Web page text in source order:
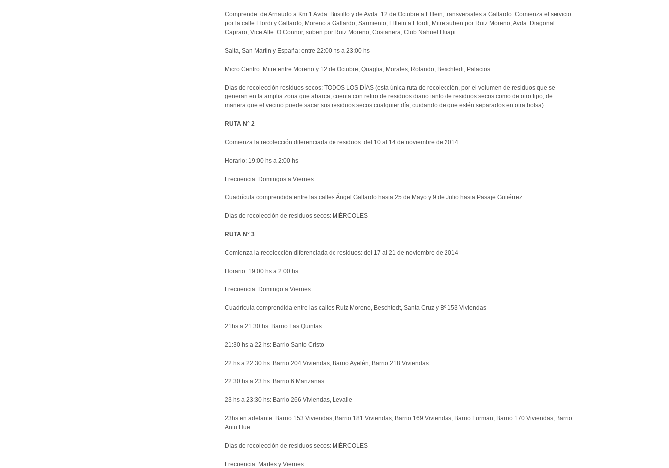
Comprende: de Arnaudo a Km 1 Avda. Bustillo y de Avda. 12 de Octubre a Elflein, transversales a Gallardo. Comienza el servicio
por la calle Elordi y Gallardo, Moreno a Gallardo, Sarmiento, Elflein a Elordi, Mitre suben por Ruiz Moreno, Avda. Diagonal
Capraro, Vice Alte. O’Connor, suben por Ruiz Moreno, Costanera, Club Nahuel Huapi.
Salta, San Martin y España: entre 22:00 hs a 23:00 hs
Micro Centro: Mitre entre Moreno y 12 de Octubre, Quaglia, Morales, Rolando, Beschtedt, Palacios.
Días de recolección residuos secos: TODOS LOS DÍAS (esta única ruta de recolección, por el volumen de residuos que se
generan en la amplia zona que abarca, cuenta con retiro de residuos diario tanto de residuos secos como de otro tipo, de
manera que el vecino puede sacar sus residuos secos cualquier día, cuidando de que estén separados en otra bolsa).
RUTA N° 2
Comienza la recolección diferenciada de residuos: del 10 al 14 de noviembre de 2014
Horario: 19:00 hs a 2:00 hs
Frecuencia: Domingos a Viernes
Cuadrícula comprendida entre las calles Ángel Gallardo hasta 25 de Mayo y 9 de Julio hasta Pasaje Gutiérrez.
Días de recolección de residuos secos: MIÉRCOLES
RUTA N° 3
Comienza la recolección diferenciada de residuos: del 17 al 21 de noviembre de 2014
Horario: 19:00 hs a 2:00 hs
Frecuencia: Domingo a Viernes
Cuadrícula comprendida entre las calles Ruiz Moreno, Beschtedt, Santa Cruz y Bº 153 Viviendas
21hs a 21:30 hs: Barrio Las Quintas
21:30 hs a 22 hs: Barrio Santo Cristo
22 hs a 22:30 hs: Barrio 204 Viviendas, Barrio Ayelén, Barrio 218 Viviendas
22:30 hs a 23 hs: Barrio 6 Manzanas
23 hs a 23:30 hs: Barrio 266 Viviendas, Levalle
23hs en adelante: Barrio 153 Viviendas, Barrio 181 Viviendas, Barrio 169 Viviendas, Barrio Furman, Barrio 170 Viviendas, Barrio
Antu Hue
Días de recolección de residuos secos: MIÉRCOLES
Frecuencia: Martes y Viernes